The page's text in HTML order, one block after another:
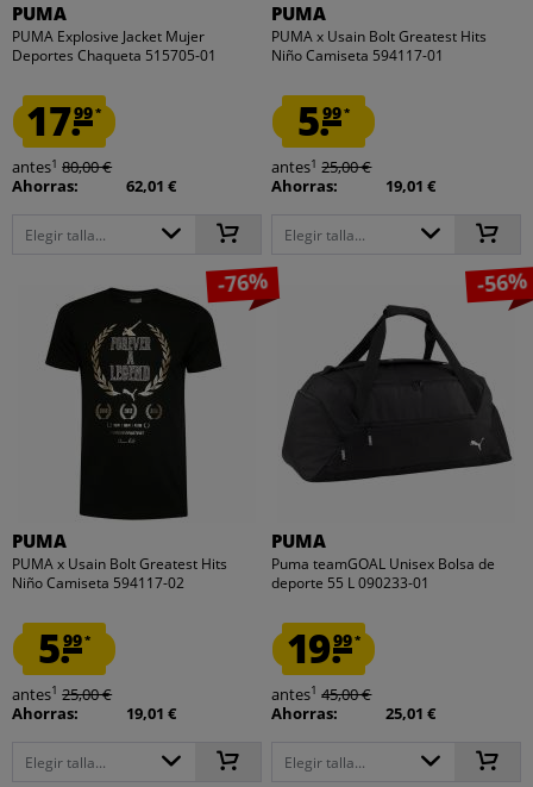
PUMA
PUMA Explosive Jacket Mujer
Deportes Chaqueta 515705-01
17.99*
antes1 80,00 €
Ahorras:
62,01 €
Elegir talla...
PUMA
PUMA x Usain Bolt Greatest Hits
Niño Camiseta 594117-01
5.99*
antes1 25,00 €
Ahorras:
19,01 €
Elegir talla...
-76%
PUMA
PUMA x Usain Bolt Greatest Hits
Niño Camiseta 594117-02
5.99*
antes1 25,00 €
Ahorras:
19,01 €
Elegir talla...
-56%
PUMA
Puma teamGOAL Unisex Bolsa de
deporte 55 L 090233-01
19.99*
antes1 45,00 €
Ahorras:
25,01 €
Elegir talla...